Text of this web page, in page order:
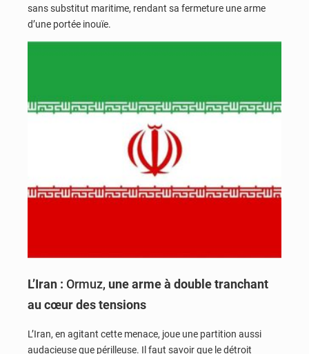
sans substitut maritime, rendant sa fermeture une arme
d’une portée inouïe.
L’Iran : Ormuz, une arme à double tranchant
au cœur des tensions
L’Iran, en agitant cette menace, joue une partition aussi
audacieuse que périlleuse. Il faut savoir que le détroit